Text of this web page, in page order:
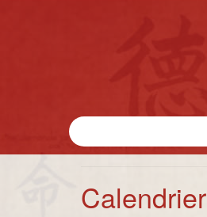
Calendrier